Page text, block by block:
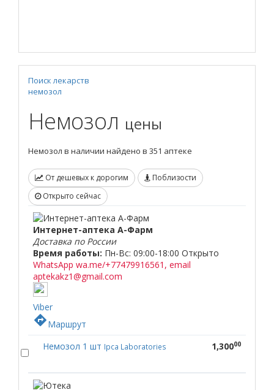
Поиск лекарств
немозол
Немозол цены
Немозол в наличии найдено в 351 аптеке
От дешевых к дорогим
Поблизости
Открыто сейчас
Интернет-аптека А-Фарм
Доставка по России
Время работы: Пн-Вс: 09:00-18:00 Открыто
WhatsApp wa.me/+77479916561, email
aptekakz1@gmail.com
Viber
directionsМаршрут
Немозол 1 шт Ipca Laboratories 1,30000